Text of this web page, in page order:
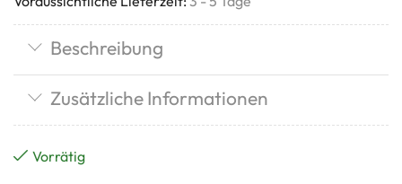
Beschreibung
Zusätzliche Informationen
Vorrätig